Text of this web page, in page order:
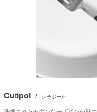
Cutipol / クチポール